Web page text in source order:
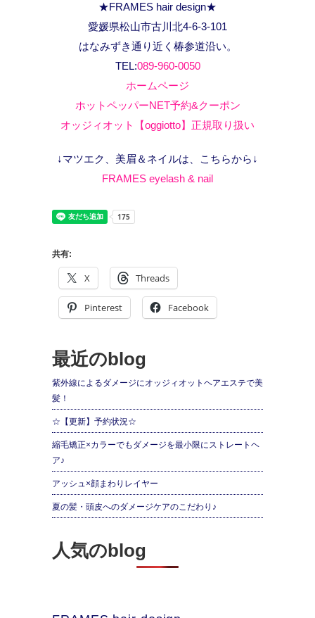
★FRAMES hair design★
愛媛県松山市古川北4-6-3-101
はなみずき通り近く椿参道沿い。
TEL:089-960-0050
ホームページ
ホットペッパーNET予約&クーポン
オッジィオット【oggiotto】正規取り扱い
↓マツエク、美眉＆ネイルは、こちらから↓
FRAMES eyelash & nail
共有:
X Threads
Pinterest Facebook
最近のblog
紫外線によるダメージにオッジィオットヘアエステで美
髪！
☆【更新】予約状況☆
縮毛矯正×カラーでもダメージを最小限にストレートヘ
ア♪
アッシュ×顔まわりレイヤー
夏の髪・頭皮へのダメージケアのこだわり♪
人気のblog